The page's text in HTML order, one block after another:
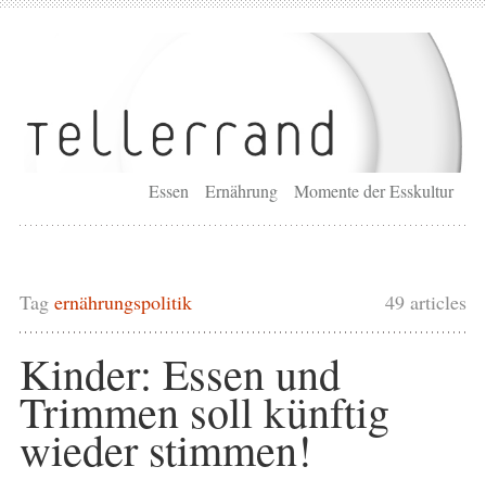
Essen Ernährung Momente der Esskultur
49 articles
Tag ernährungspolitik
Kinder: Essen und
Trimmen soll künftig
wieder stimmen!